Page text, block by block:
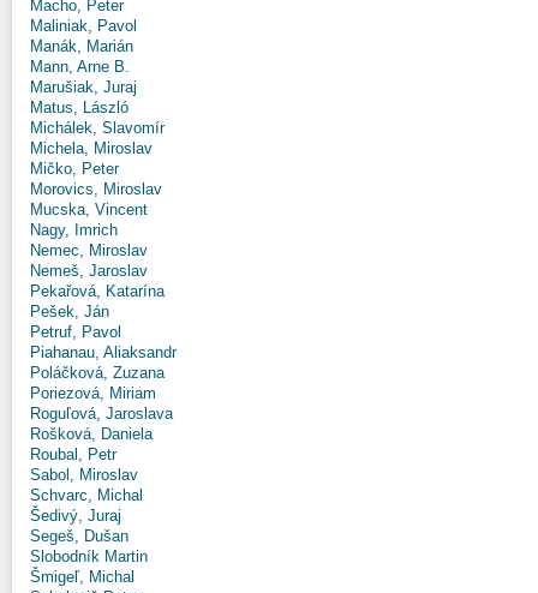
Macho, Peter
Maliniak, Pavol
Manák, Marián
Mann, Arne B.
Marušiak, Juraj
Matus, László
Michálek, Slavomír
Michela, Miroslav
Mičko, Peter
Morovics, Miroslav
Mucska, Vincent
Nagy, Imrich
Nemec, Miroslav
Nemeš, Jaroslav
Pekařová, Katarína
Pešek, Ján
Petruf, Pavol
Piahanau, Aliaksandr
Poláčková, Zuzana
Poriezová, Miriam
Roguľová, Jaroslava
Rošková, Daniela
Roubal, Petr
Sabol, Miroslav
Schvarc, Michal
Šedivý, Juraj
Segeš, Dušan
Slobodník Martin
Šmigeľ, Michal